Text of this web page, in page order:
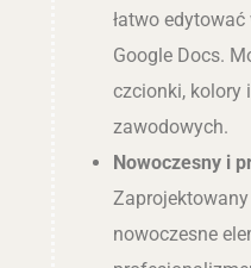
łatwo
Google Docs.
czcionki, kolory
zawodowych.
Nowoczesny i
Zaprojektowany
nowoczesne